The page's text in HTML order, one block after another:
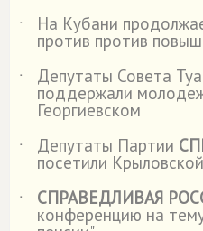
˙ На Кубани
против против
˙
Депутаты Совета
поддержали
Георгиевском
˙
Депутаты Партии
посетили
˙
СПРАВЕДЛИВАЯ
конференцию на